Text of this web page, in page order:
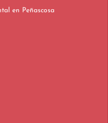
Derecho Inmobiliario y Propiedad Horizontal en Peñascosa